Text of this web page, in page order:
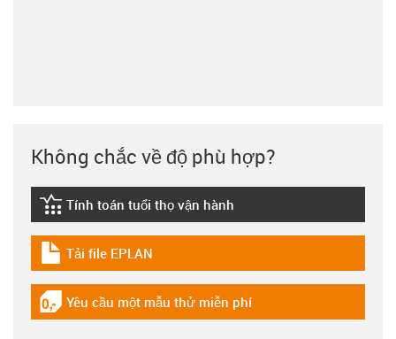
Không chắc về độ phù hợp?
igus-icon-lebensdauerrechner
Tính toán tuổi thọ vận hành
igus-icon-download-plan
Tải file EPLAN
igus-icon-gratismuster
Yêu cầu một mẫu thử miễn phí